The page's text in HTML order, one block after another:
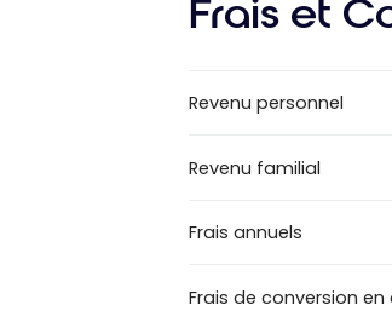
Frais et
Revenu personnel
Revenu familial
Frais annuels
Frais de conversion